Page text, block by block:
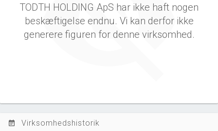
TODTH HOLDING ApS har ikke haft nogen
beskæftigelse endnu. Vi kan derfor ikke
generere figuren for denne virksomhed.
event_note Virksomhedshistorik